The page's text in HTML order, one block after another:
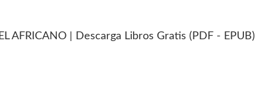
AFRICANO | Descarga Libros Gratis (PDF - EPUB)